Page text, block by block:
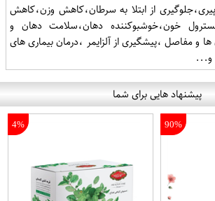
از ابتلا به سرطان،کاهش وزن،کاهش
خون،خوشبوکننده دهان،سلامت دهان و
و مفاصل ،پیشگیری از آلزایمر ،درمان بیماری های
و...
پیشنهاد هایی برای شما
90%
4%